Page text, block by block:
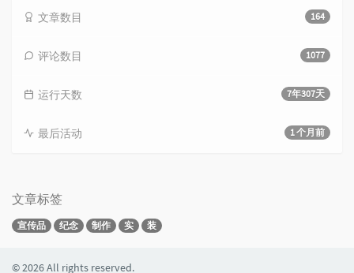
164
文章数目
1077
评论数目
7年307天
运行天数
1 个月前
最后活动
文章标签
宣传品 纪念 制作 实 装
© 2026 All rights reserved.